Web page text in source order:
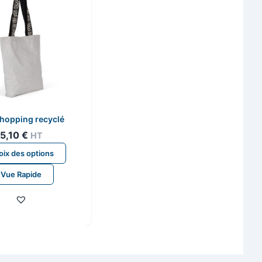
recyclé
5,10 € HT
des options
Ce
produit
Vue Rapide